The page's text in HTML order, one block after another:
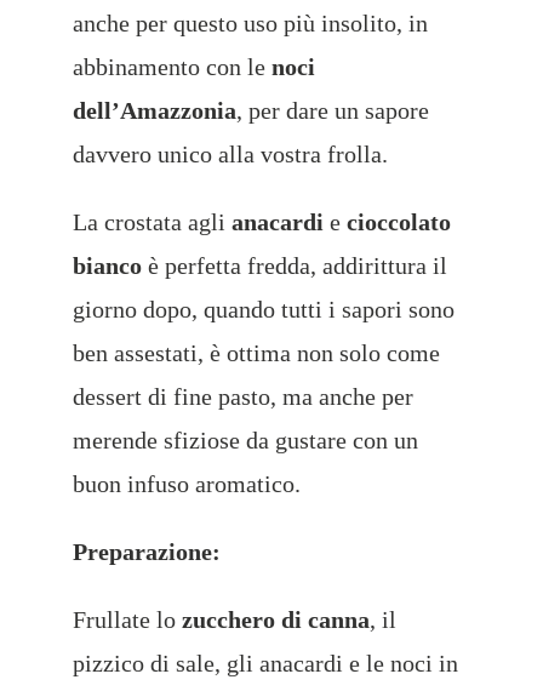
anche per questo uso più insolito, in
abbinamento con le noci
dell’Amazzonia, per dare un sapore
davvero unico alla vostra frolla.
La crostata agli anacardi ecioccolato
biancoè perfetta fredda, addirittura il
giorno dopo, quando tutti i sapori sono
ben assestati, è ottima non solo come
dessert di fine pasto, ma anche per
merende sfiziose da gustare con un
buon infuso aromatico.
Preparazione:
Frullate lo zucchero di canna, il
pizzico di sale, gli anacardi e le noci in